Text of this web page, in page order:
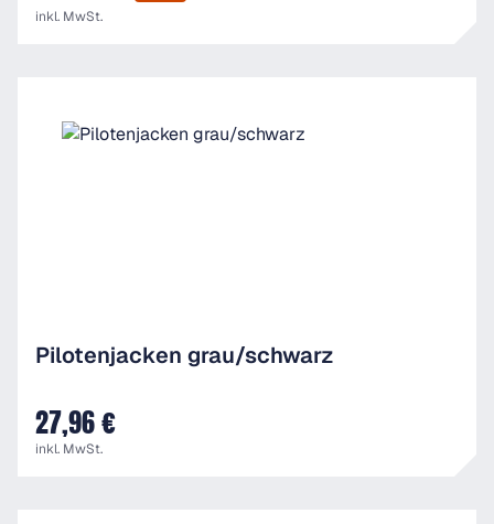
inkl. MwSt.
Pilotenjacken grau/schwarz
UVP
27,96 €
inkl. MwSt.